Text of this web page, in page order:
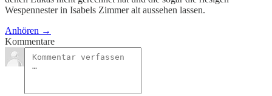
Wespennester in Isabels Zimmer alt aussehen lassen.
Anhören →
Kommentare